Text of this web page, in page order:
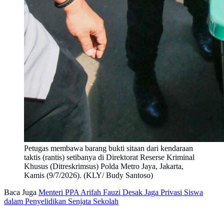
Petugas membawa barang bukti sitaan dari kendaraan
taktis (rantis) setibanya di Direktorat Reserse Kriminal
Khusus (Ditreskrimsus) Polda Metro Jaya, Jakarta,
Kamis (9/7/2026). (KLY/ Budy Santoso)
Baca Juga Menteri PPA Arifah Fauzi Desak Jaga Privasi Siswa
dalam Penyelidikan Senjata Sekolah